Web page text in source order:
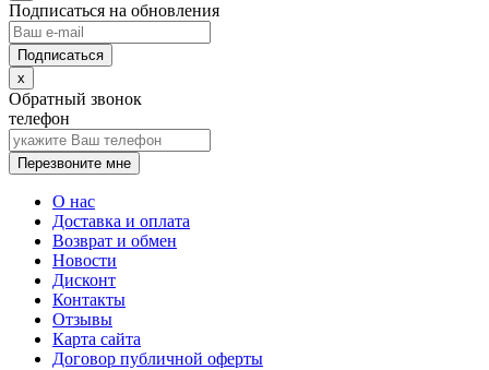
Подписаться на обновления
x
Обратный звонок
телефон
Перезвоните мне
О нас
Доставка и оплата
Возврат и обмен
Новости
Дисконт
Контакты
Отзывы
Карта сайта
Договор публичной оферты